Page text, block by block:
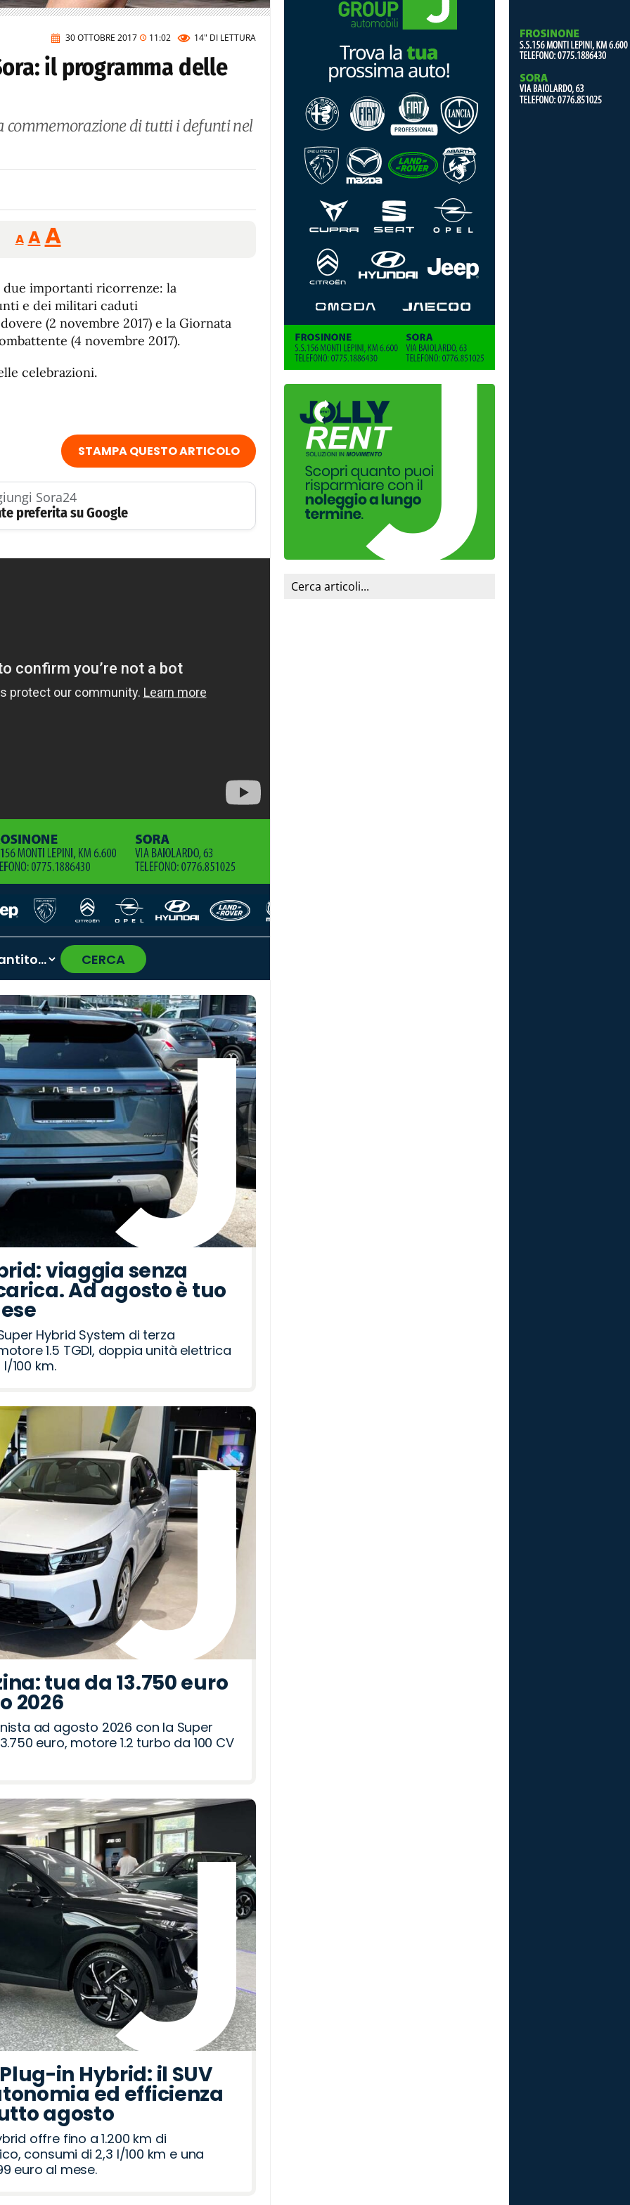
30 OTTOBRE 2017 11:02 14" DI LETTURA
il programma delle
commemorazione di tutti i defunti nel
A
Reducir
tamaño
A Restablecer
tamaño
fuente
AAumentar
de
fuente.
due importanti ricorrenze: la
e dei militari caduti
(2 novembre 2017) e la Giornata
(4 novembre 2017).
celebrazioni.
STAMPA QUESTO ARTICOLO
Sora24
preferita su Google
CERCA
›
viaggia senza
Ad agosto è tuo
Hybrid System di terza
1.5 TGDI, doppia unità elettrica
100 km.
tua da 13.750 euro
2026
ad agosto 2026 con la Super
euro, motore 1.2 turbo da 100 CV
in Hybrid: il SUV
ed efficienza
agosto
offre fino a 1.200 km di
consumi di 2,3 l/100 km e una
euro al mese.